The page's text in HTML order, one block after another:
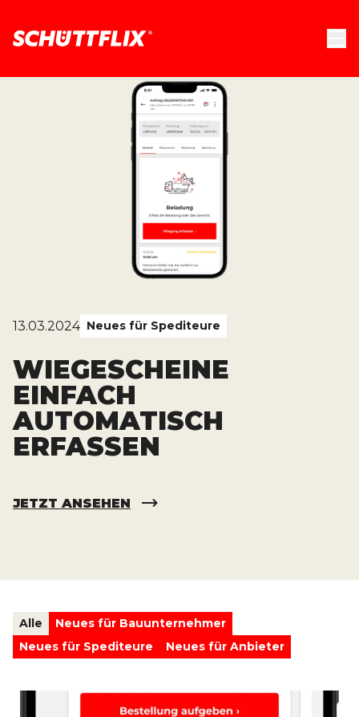
13.03.2024 Neues für Spediteure
WIEGESCHEINE
EINFACH
AUTOMATISCH
ERFASSEN
JETZT ANSEHEN
Alle
Neues für Bauunternehmer
Neues für Spediteure
Neues für Anbieter